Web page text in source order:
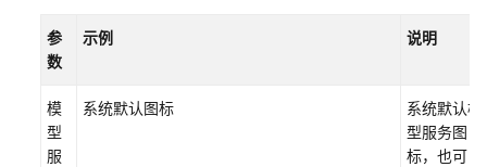
参
数
示例 说明
模
型
服
系统默认图标
系统默认模
型服务图
标，也可自